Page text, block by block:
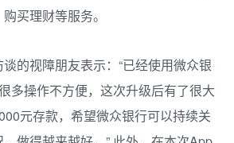
买理财等服务。
的视障朋友表示：“已经使用微众银
多操作不方便，这次升级后有了很大
元存款，希望微众银行可以持续关